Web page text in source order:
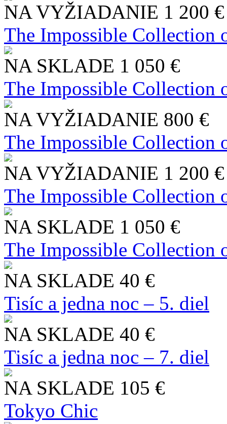
NA VYŽIADANIE 1 200 €
The Impossible Collection
NA SKLADE 1 050 €
The Impossible Collection
NA VYŽIADANIE 800 €
The Impossible Collection
NA VYŽIADANIE 1 200 €
The Impossible Collection
NA SKLADE 1 050 €
The Impossible Collection
NA SKLADE 40 €
Tisíc a jedna noc – 5. diel
NA SKLADE 40 €
Tisíc a jedna noc – 7. diel
NA SKLADE 105 €
Tokyo Chic